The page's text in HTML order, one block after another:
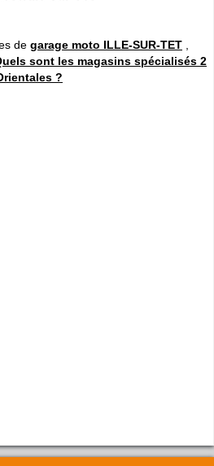
de garage moto ILLE-SUR-TET
sont les magasins spécialisés 2
?